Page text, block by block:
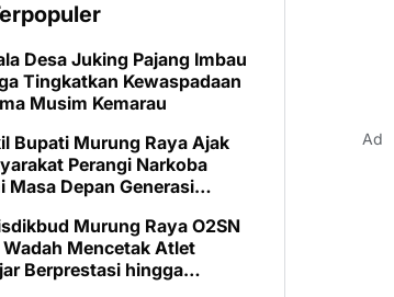
Desa Juking Pajang Imbau
Tingkatkan Kewaspadaan
Musim Kemarau
Bupati Murung Raya Ajak
Perangi Narkoba
Masa Depan Generasi
Murung Raya O2SN
Mencetak Atlet
Berprestasi hingga
Ad